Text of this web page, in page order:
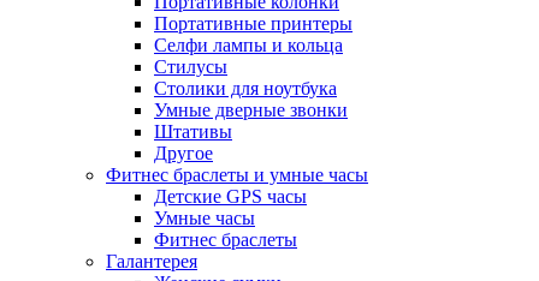
Портативные принтеры
Селфи лампы и кольца
Стилусы
Столики для ноутбука
Умные дверные звонки
Штативы
Другое
Фитнес браслеты и умные часы
Детские GPS часы
Умные часы
Фитнес браслеты
Галантерея